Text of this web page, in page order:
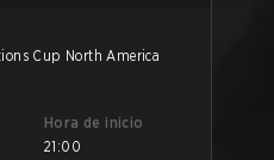
Cup North America
Hora de inicio
21:00